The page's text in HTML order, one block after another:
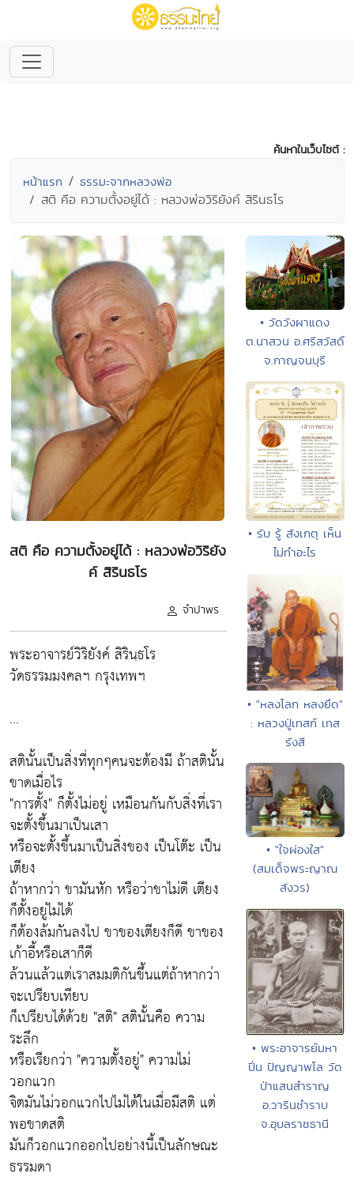
ค้นหาในเว็บไซต์ :
หน้าแรก ธรรมะจากหลวงพ่อ
สติ คือ ความตั้งอยู่ได้ : หลวงพ่อวิริยังค์ สิรินธโร
สติ คือ ความตั้งอยู่ได้ : หลวงพ่อวิริยัง
ค์ สิรินธโร
จำปาพร
พระอาจารย์วิริยังค์ สิรินฺธโร
วัดธรรมมงคลฯ กรุงเทพฯ
...
สตินั้นเป็นสิ่งที่ทุกๆคนจะต้องมี ถ้าสตินั้น
ขาดเมื่อไร
"การตั้ง" ก็ตั้งไม่อยู่ เหมือนกันกับสิ่งที่เรา
จะตั้งขึ้นมาเป็นเสา
หรือจะตั้งขึ้นมาเป็นสิ่งของ เป็นโต๊ะ เป็น
เตียง
ถ้าหากว่า ขามันหัก หรือว่าขาไม่ดี เตียง
ก็ตั้งอยู่ไม่ได้
ก็ต้องล้มกันลงไป ขาของเตียงก็ดี ขาของ
เก้าอี้หรือเสาก็ดี
ล้วนแล้วแต่เราสมมติกันขึ้นแต่ถ้าหากว่า
จะเปรียบเทียบ
ก็เปรียบได้ด้วย "สติ" สตินั้นคือ ความ
ระลึก
หรือเรียกว่า "ความตั้งอยู่" ความไม่
วอกแวก
จิตมันไม่วอกแวกไปไม่ได้ในเมื่อมีสติ แต่
พอขาดสติ
มันก็วอกแวกออกไปอย่างนี้เป็นลักษณะ
ธรรมดา
• วัดวังผาแดง
ต.นาสวน อ.ศรีสวัสดิ์
จ.กาญจนบุรี
• รับ รู้ สังเกตุ เห็น
ไม่ทำอะไร
• "หลงโลก หลงยึด"
: หลวงปู่เทสก์ เทส
รังสี
• "ใจผ่องใส"
(สมเด็จพระญาณ
สังวร)
• พระอาจารย์มหา
ปิ่น ปัญญาพโล วัด
ป่าแสนสำราญ
อ.วารินชำราบ
จ.อุบลราชธานี